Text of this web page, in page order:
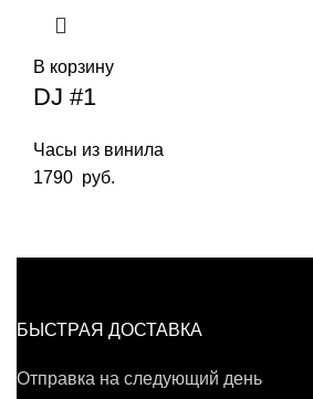
В корзину
DJ #1
Часы из винила
1790 руб.
БЫСТРАЯ ДОСТАВКА
Отправка на следующий день